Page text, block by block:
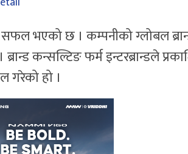
सफल भएको छ । कम्पनीको ग्लोबल
कन्सल्टिङ फर्म इन्टरब्रान्डले
गरेको हो ।